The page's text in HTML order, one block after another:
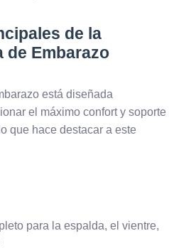
de la
de Embarazo
está diseñada
el máximo confort y soporte
que hace destacar a este
para la espalda, el vientre,